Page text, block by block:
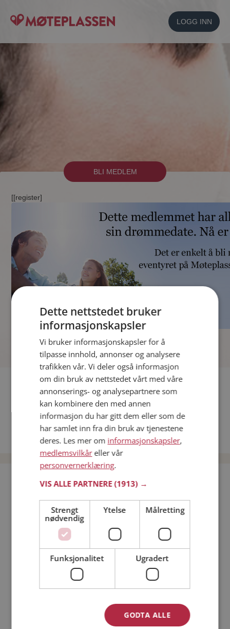
LOGG INN
BLI MEDLEM
[[register]
Fler single
Date menn i Norge
Date kvinner i Norge
Bli medlem gratis!
Jeg er en: Mann Kvinne
Min alder:
Dette nettstedet bruker
informasjonskapsler
Vi bruker informasjonskapsler for å
tilpasse innhold, annonser og analysere
trafikken vår. Vi deler også informasjon
om din bruk av nettstedet vårt med våre
annonserings- og analysepartnere som
kan kombinere den med annen
informasjon du har gitt dem eller som de
har samlet inn fra din bruk av tjenestene
deres. Les mer om informasjonskapsler,
medlemsvilkåreller vår
personvernerklæring.
VIS ALLE PARTNERE(1913) →
Strengt
nødvendig
Ytelse Målretting
Funksjonalitet Ugradert
GODTA ALLE